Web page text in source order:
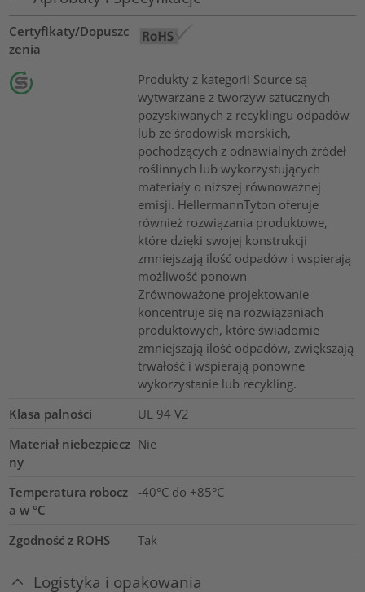
Certyfikaty/Dopuszc
zenia
Produkty z kategorii Source są
wytwarzane z tworzyw sztucznych
pozyskiwanych z recyklingu odpadów
lub ze środowisk morskich,
pochodzących z odnawialnych źródeł
roślinnych lub wykorzystujących
materiały o niższej równoważnej
emisji. HellermannTyton oferuje
również rozwiązania produktowe,
które dzięki swojej konstrukcji
zmniejszają ilość odpadów i wspierają
możliwość ponown
Zrównoważone projektowanie
koncentruje się na rozwiązaniach
produktowych, które świadomie
zmniejszają ilość odpadów, zwiększają
trwałość i wspierają ponowne
wykorzystanie lub recykling.
Klasa palności
UL 94 V2
Materiał niebezpiecz
ny
Nie
Temperatura robocz
a w °C
-40°C do +85°C
Zgodność z ROHS Tak
Logistyka i opakowania